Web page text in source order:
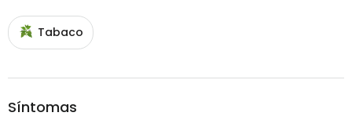
Tabaco
Síntomas